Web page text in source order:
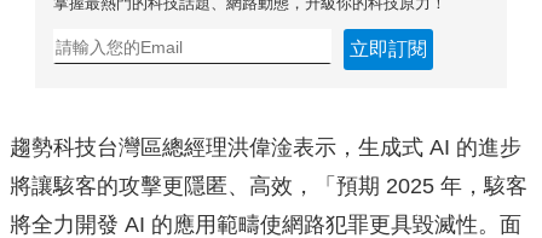
立即訂閱
趨勢科技台灣區總經理洪偉淦表示，生成式 AI 的進步
將讓駭客的攻擊更隱匿、高效，「預期 2025 年，駭客
將全力開發 AI 的應用範疇使網路犯罪更具毀滅性。面